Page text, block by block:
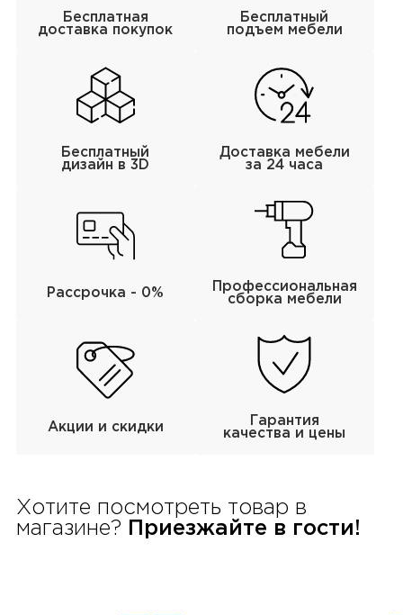
Бесплатная
доставка покупок
Бесплатный
подъем мебели
Бесплатный
дизайн в 3D
Доставка мебели
за 24 часа
Рассрочка - 0%
Профессиональная
сборка мебели
Акции и скидки
Гарантия
качества и цены
Хотите посмотреть товар в
магазине? Приезжайте в гости!